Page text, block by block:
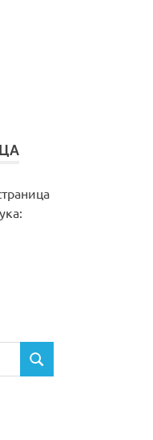
SEARCH